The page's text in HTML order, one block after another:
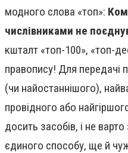
модного слова «топ»:
числівниками не
кшталт «топ-100», «топ-
правопису! Для передачі
(чи найостаннішого),
провідного або
досить засобів, і не
єдиного способу, ще й